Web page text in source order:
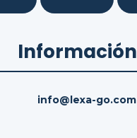
Información
info@lexa-go.com